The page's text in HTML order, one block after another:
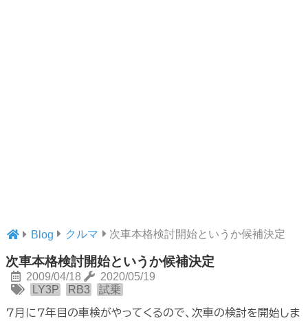
Blog クルマ 次車本格検討開始というか候補決定
次車本格検討開始というか候補決定
2009/04/18
2020/05/19
LY3P
RB3 試乗
7月に7年目の車検がやってくるので、次車の検討を開始しま